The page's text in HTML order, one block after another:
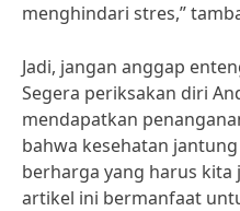
menghindari stres,”
Jadi, jangan anggap
Segera periksakan diri
mendapatkan
bahwa kesehatan
berharga yang harus kita
artikel ini bermanfaat